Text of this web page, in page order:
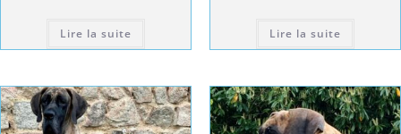
Lire la suite Lire la suite